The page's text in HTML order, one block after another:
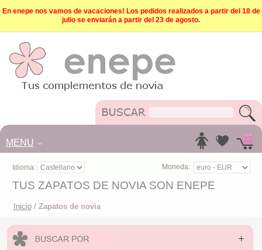
En enepe nos vamos de vacaciones! Los pedidos realizados a partir del 18 de
julio se enviarán a partir del 23 de agosto.
MENU
Idioma: Moneda:
TUS ZAPATOS DE NOVIA SON ENEPE
Inicio / Zapatos de novia